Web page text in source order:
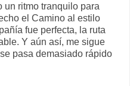
un ritmo tranquilo para
el Camino al estilo
fue perfecta, la ruta
Y aún así, me sigue
pasa demasiado rápido